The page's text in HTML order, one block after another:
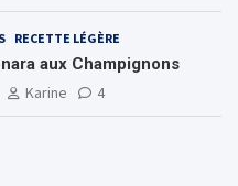
RECETTE LÉGÈRE
aux Champignons
Karine 4